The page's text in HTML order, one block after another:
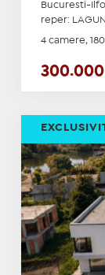
Bucuresti-
reper:
4 camere,
300.000